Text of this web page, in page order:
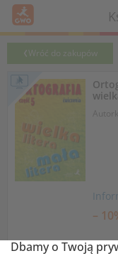
Wróć do zakupów
egz.
–
Dbamy o Twoją